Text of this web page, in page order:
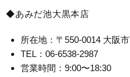
◆あみだ池大黒本店
所在地：〒550-0014 大阪
TEL：06-6538-2987
営業時間：9:00〜18:30